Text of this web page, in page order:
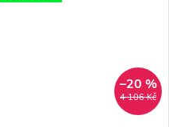
4 106 Kč
–20 %